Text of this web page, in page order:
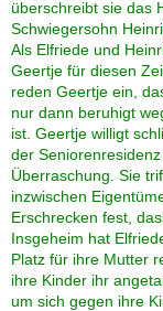
Aufgewärmt
Grünkohl
Zirkus Fatale
Ein Glück, dass
gibt
Begeisterte
überschreibt sie das
Schwiegersohn
Als Elfriede und
Geertje für diesen
reden Geertje ein,
nur dann beruhigt
ist. Geertje willigt
der
Überraschung. Sie
inzwischen
Erschrecken fest,
Insgeheim hat
Platz für ihre Mutter
ihre Kinder ihr
um sich gegen ihre